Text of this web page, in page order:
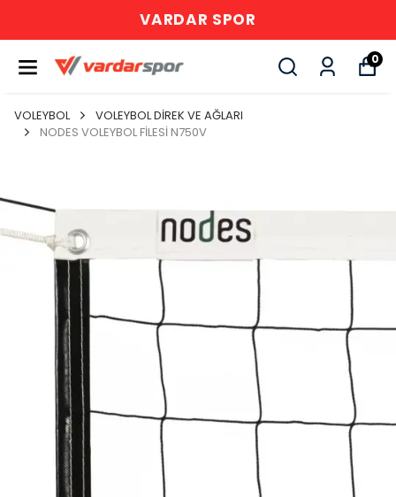
VARDAR SPOR
0
VOLEYBOL
VOLEYBOL DİREK VE AĞLARI
NODES VOLEYBOL FİLESİ N750V